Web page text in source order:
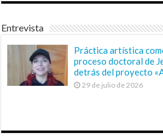
Entrevista
Práctica artística
proceso doctoral de
detrás del proyecto
29 de julio de 2026